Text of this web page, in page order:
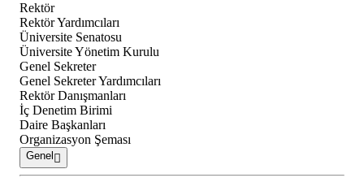
Rektör
Rektör Yardımcıları
Üniversite Senatosu
Üniversite Yönetim Kurulu
Genel Sekreter
Genel Sekreter Yardımcıları
Rektör Danışmanları
İç Denetim Birimi
Daire Başkanları
Organizasyon Şeması
Genel